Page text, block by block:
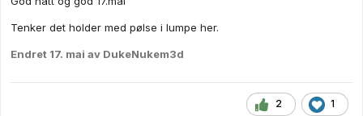
Tenker det holder med pølse i lumpe her.
Endret 17. mai av DukeNukem3d
2 1